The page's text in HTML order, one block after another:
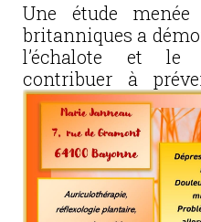
Une étude
britanniques a
l’échalote et le
contribuer à